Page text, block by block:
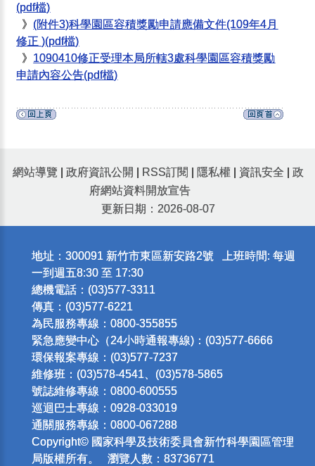
(pdf檔)
》 (附件3)科學園區容積獎勵申請應備文件(109年4月
修正 )(pdf檔)
》 1090410修正受理本局所轄3處科學園區容積獎勵
申請內容公告(pdf檔)
網站導覽 政府資訊公開 RSS訂閱 隱私權 資訊安全
政
府網站資料開放宣告
更新日期：2026-08-07
地址：300091 新竹市東區新安路2號 上班時間: 每週
一到週五8:30 至 17:30
總機電話：(03)577-3311
傳真：(03)577-6221
為民服務專線：0800-355855
緊急應變中心（24小時通報專線)：(03)577-6666
環保報案專線：(03)577-7237
維修班：(03)578-4541、(03)578-5865
號誌維修專線：0800-600555
巡迴巴士專線：0928-033019
通關服務專線：0800-067288
Copyright© 國家科學及技術委員會新竹科學園區管理
局版權所有。 瀏覽人數：83736771